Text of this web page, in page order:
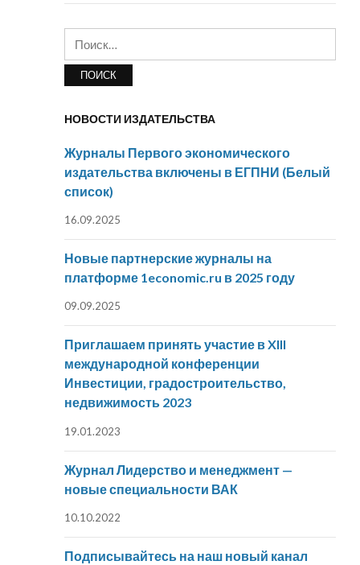
НОВОСТИ ИЗДАТЕЛЬСТВА
Журналы Первого экономического
издательства включены в ЕГПНИ (Белый
список)
16.09.2025
Новые партнерские журналы на
платформе 1economic.ru в 2025 году
09.09.2025
Приглашаем принять участие в XIII
международной конференции
Инвестиции, градостроительство,
недвижимость 2023
19.01.2023
Журнал Лидерство и менеджмент —
новые специальности ВАК
10.10.2022
Подписывайтесь на наш новый канал